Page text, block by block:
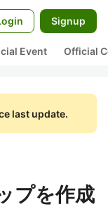
Signup
Event Official
last update.
プを作成